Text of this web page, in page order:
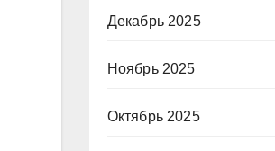
Декабрь 2025
Ноябрь 2025
Октябрь 2025